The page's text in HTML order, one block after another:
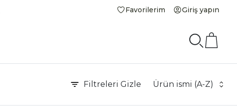
Favorilerim Giriş yapın
Filtreleri Gizle Ürün ismi (A-Z)